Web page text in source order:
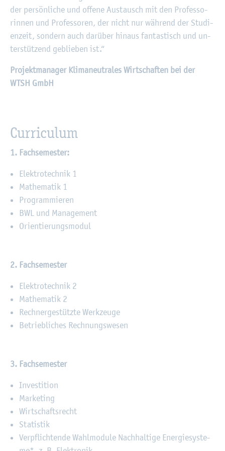
der per­sön­li­che und of­fe­ne Aus­tausch mit den Pro­fes­so­
rin­nen und Pro­fes­so­ren, der nicht nur wäh­rend der Stu­di­
en­zeit, son­dern auch dar­über hin­aus fan­tas­tisch und un­
ter­stüt­zend ge­blie­ben ist.“
Pro­jekt­ma­na­ger Kli­ma­neu­tra­les Wirt­schaf­ten bei der
WTSH GmbH
Cur­ri­cu­lum
1. Fach­se­mes­ter:
Elek­tro­tech­nik 1
Ma­the­ma­tik 1
Pro­gram­mie­ren
BWL und Ma­nage­ment
Ori­en­tie­rungs­mo­dul
2. Fach­se­mes­ter
Elek­tro­tech­nik 2
Ma­the­ma­tik 2
Rech­ner­ge­stütz­te Werk­zeu­ge
Be­trieb­li­ches Rech­nungs­we­sen
3. Fach­se­mes­ter
In­ves­ti­ti­on
Mar­ke­ting
Wirt­schafts­recht
Sta­tis­tik
Ver­pflich­ten­de Wahl­mo­du­le Nach­hal­ti­ge En­er­gie­sys­te­